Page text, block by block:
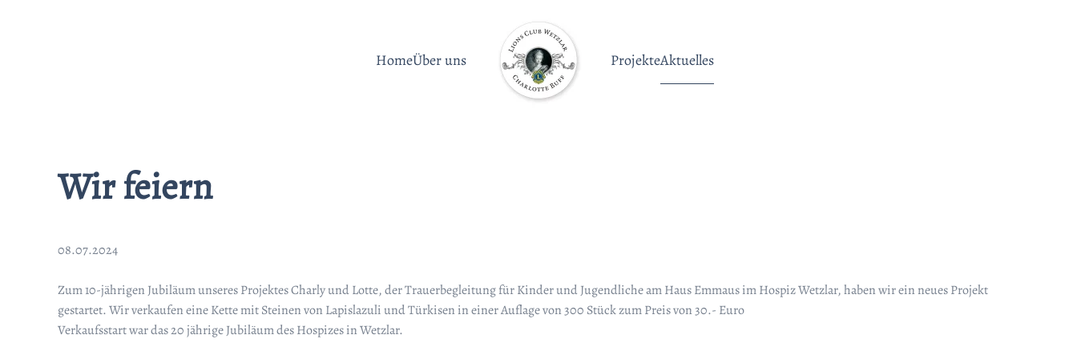
HomeÜber uns ProjekteAktuelles
Wir feiern
08.07.2024
Zum 10-jährigen Jubiläum unseres Projektes Charly und Lotte, der Trauerbegleitung für Kinder und Jugendliche am Haus Emmaus im Hospiz Wetzlar, haben wir ein neues Projekt
gestartet. Wir verkaufen eine Kette mit Steinen von Lapislazuli und Türkisen in einer Auflage von 300 Stück zum Preis von 30.- Euro
Verkaufsstart war das 20 jährige Jubiläum des Hospizes in Wetzlar.